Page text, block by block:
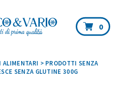
0
ALIMENTARI > PRODOTTI SENZA
SENZA GLUTINE 300G